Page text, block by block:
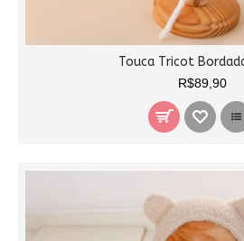
Touca Tricot
R$89,90